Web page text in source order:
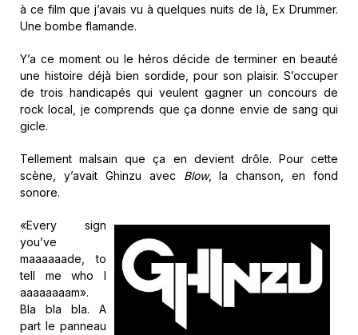
à ce film que j’avais vu à quelques nuits de là, Ex Drummer.
Une bombe flamande.
Y’a ce moment ou le héros décide de terminer en beauté
une histoire déjà bien sordide, pour son plaisir. S’occuper
de trois handicapés qui veulent gagner un concours de
rock local, je comprends que ça donne envie de sang qui
gicle.
Tellement malsain que ça en devient drôle. Pour cette
scène, y’avait Ghinzu avec Blow, la chanson, en fond
sonore.
«Every sign
you’ve
maaaaaade, to
tell me who I
aaaaaaaam».
Bla bla bla. A
part le panneau